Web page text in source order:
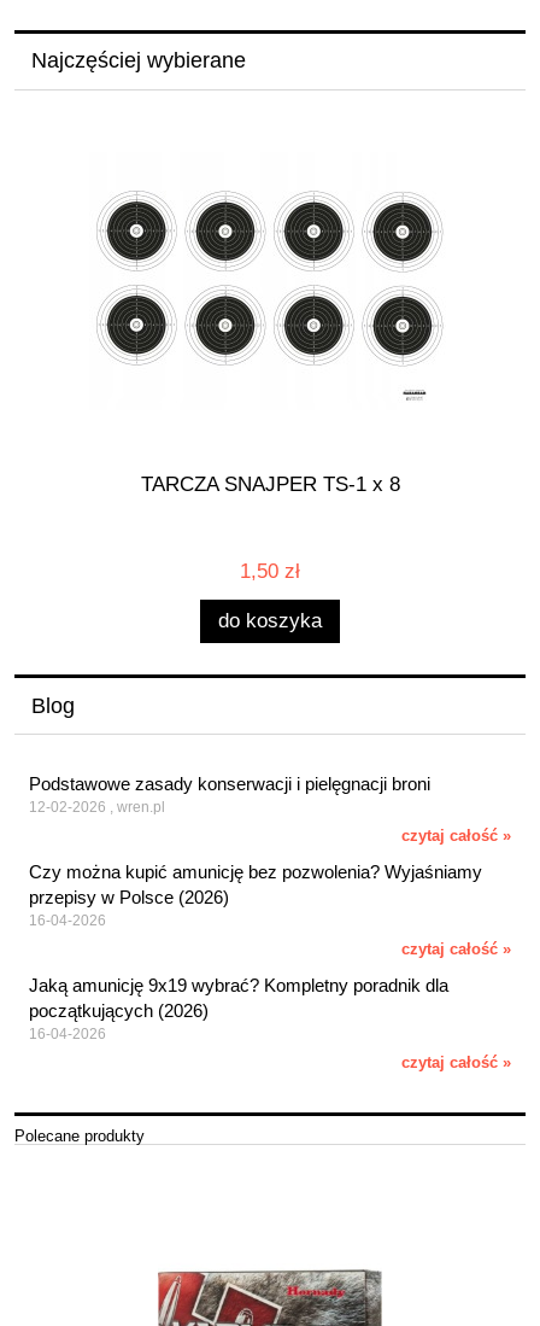
Najczęściej wybierane
TARCZA SNAJPER TS-1 x 8
1,50 zł
do koszyka
Blog
Podstawowe zasady konserwacji i pielęgnacji broni
12-02-2026 , wren.pl
czytaj całość »
Czy można kupić amunicję bez pozwolenia? Wyjaśniamy
przepisy w Polsce (2026)
16-04-2026
czytaj całość »
Jaką amunicję 9x19 wybrać? Kompletny poradnik dla
początkujących (2026)
16-04-2026
czytaj całość »
Polecane produkty